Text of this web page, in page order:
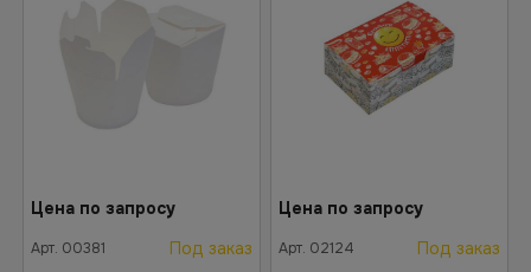
Цена по запросу
Арт. 00381
Под заказ
Цена по запросу
Арт. 02124
Под заказ